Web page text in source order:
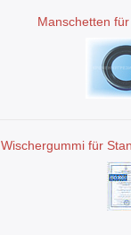
Manschetten
Wischergummi für